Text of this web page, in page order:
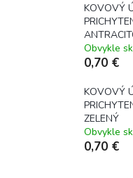
KOVOVÝ
Obvykle
0,70 €
KOVOVÝ
ZELENÝ
Obvykle
0,70 €